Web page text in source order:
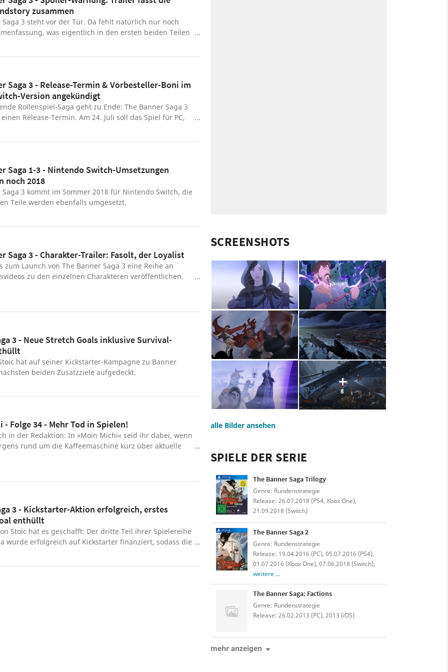
und - natürlich ohne zu spoilern - die
The Banner Saga 3 näher und klären, ob sie einen
für die Reihe darstellt. Der dritte Teil ist ab
zusammen
Saga 3 steht vor der Tür. Da fehlt natürlich nur noch
was eigentlich in den ersten beiden Teilen
für PC, Xbox One, PlayStation 4 und Nintendo Switch
werden. Das große Finale der Wikinger-Geschichte
und Was bietet das Spiel? Vorschau zu The
3
Saga 3 - Release-Termin & Vorbesteller-Boni im
Version angekündigt
Rollenspiel-Saga geht zu Ende: The Banner Saga 3
Release-Termin. Am 24. Juli soll das Spiel für PC,
Szenen gezeigt. Das einzelne Spiel soll 25 Euro
Euro gibt es eine Retail-Version mit allen drei
PS4 und Xbox One. Auf Steam wird diese Sammlung
Euro angeboten.
Saga 1-3 - Nintendo Switch-Umsetzungen
noch 2018
Saga 3 kommt im Sommer 2018 für Nintendo Switch, die
Teile werden ebenfalls umgesetzt.
Saga 3 - Charakter-Trailer: Fasolt, der Loyalist
zum Launch von The Banner Saga 3 eine Reihe an
zu den einzelnen Charakteren veröffentlichen.
so gut, dass der Release von Dezember 2018 auf
vorgezogen wurde. The Banner Saga ist in der
angesiedelt. Als Karawane fliehen wir vor
Ende der Welt und müssen uns dabei
und schwerwiegenden moralischen
3 - Neue Stretch Goals inklusive Survival-
hat auf seiner Kickstarter-Kampagne zu Banner
beiden Zusatzziele aufgedeckt.
- Folge 34 - Mehr Tod in Spielen!
in der Redaktion: In »Moin Michi« seid ihr dabei, wenn
rund um die Kaffeemaschine kurz über aktuelle
3 - Kickstarter-Aktion erfolgreich, erstes
enthüllt
Stoic hat es geschafft: Der dritte Teil ihrer Spielereihe
wurde erfolgreich auf Kickstarter finanziert, sodass die
SCREENSHOTS
8
alle Bilder ansehen
SPIELE DER SERIE
The Banner Saga Trilogy
Genre: Rundenstrategie
Release: 26.07.2018 (PS4, Xbox One),
21.09.2018 (Switch)
The Banner Saga 2
Genre: Rundenstrategie
Release: 19.04.2016 (PC), 05.07.2016 (PS4),
01.07.2016 (Xbox One), 07.06.2018 (Switch),
weitere ...
The Banner Saga: Factions
Genre: Rundenstrategie
Release: 26.02.2013 (PC), 2013 (iOS)
mehr anzeigen